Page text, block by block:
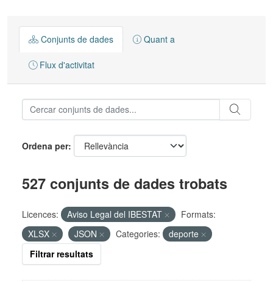
Conjunts de dades Quant a
Flux d'activitat
Ordena per
527 conjunts de dades trobats
Licences: Aviso Legal del IBESTAT
Formats:
XLSX
JSON Categories:
deporte
Filtrar resultats